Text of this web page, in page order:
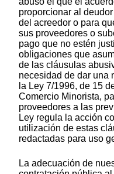
proporcionar al
del acreedor o para
sus proveedores o
pago que no estén
obligaciones que
de las cláusulas
necesidad de dar una
la Ley 7/1996, de 15
Comercio Minorista,
proveedores a las
Ley regula la acción
utilización de estas
redactadas para uso
La adecuación de